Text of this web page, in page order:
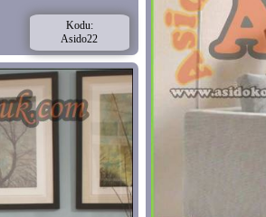
Kodu:
Asido22